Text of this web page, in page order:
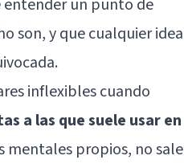
entender un punto de
son, y que cualquier idea
inflexibles cuando
a las que suele usar en
mentales propios, no sale